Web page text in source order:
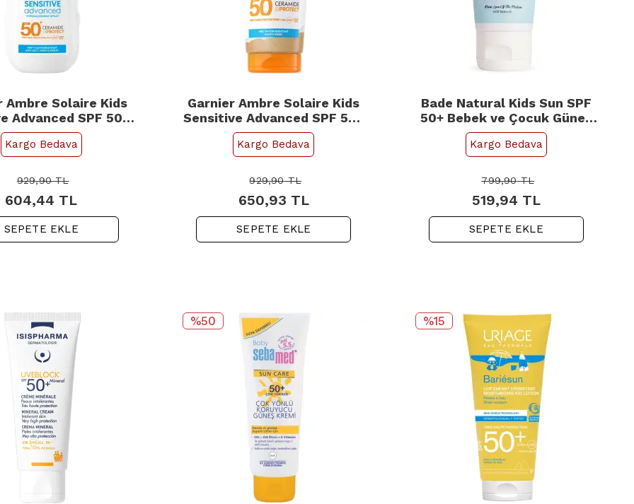
Ambre Solaire Kids
Advanced SPF 50 +
Spreyi 150ml
Kargo Bedava
929,90TL
604,44 TL
SEPETE EKLE
Garnier Ambre Solaire Kids
Sensitive Advanced SPF 50+
Çocuk Güneş Koruyucu
200ml
Kargo Bedava
929,90TL
650,93 TL
SEPETE EKLE
Bade Natural Kids Sun SPF
50+ Bebek ve Çocuk Güneş
Kremi 50ml
Kargo Bedava
799,90TL
519,94 TL
SEPETE EKLE
%50 %15